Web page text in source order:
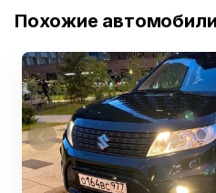
Похожие автомобили